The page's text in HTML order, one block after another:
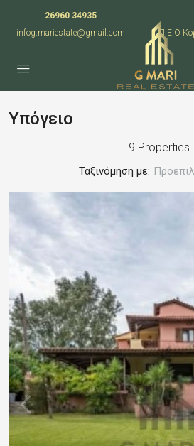
26960 34935
infog.mariestate@gmail.com
Π.Ε.Ο
Υπόγειο
9 Properties
Ταξινόμηση με: